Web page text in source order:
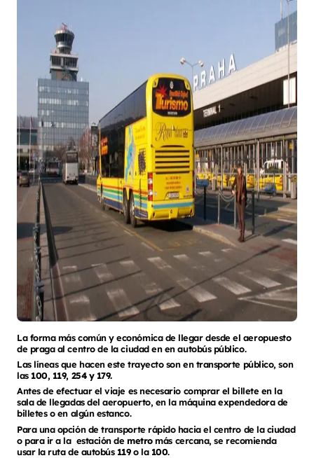
La forma más común y económica de llegar desde el aeropuesto
de praga al centro de la ciudad en en autobús público.
Las líneas que hacen este trayecto son en transporte público, son
las100, 119, 254 y 179.
Antes de efectuar el viaje es necesario comprar el billete en la
sala de llegadas del aeropuerto, en la máquina expendedora de
billetes o en algún estanco.
Para una opción de transporte rápido hacia el centro de la ciudad
o para ir a la estación demetromás cercana, se recomienda
usar la ruta de autobús 119o la 100.